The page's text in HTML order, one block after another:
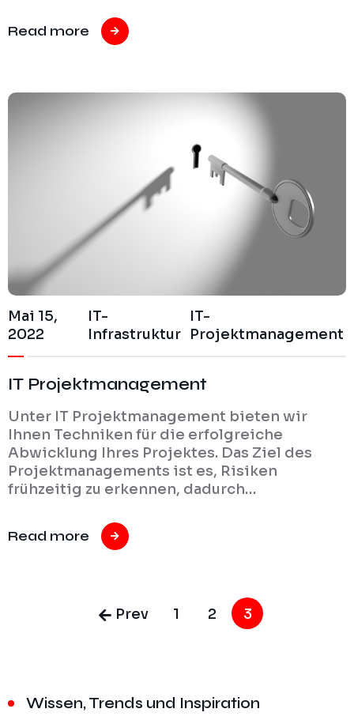
Read more
Mai 15,
2022
IT-
Infrastruktur
IT-
Projektmanagement
IT Projektmanagement
Unter IT Projektmanagement bieten wir
Ihnen Techniken für die erfolgreiche
Abwicklung Ihres Projektes. Das Ziel des
Projektmanagements ist es, Risiken
frühzeitig zu erkennen, dadurch…
Read more
Prev 1 2 3
Wissen, Trends und Inspiration